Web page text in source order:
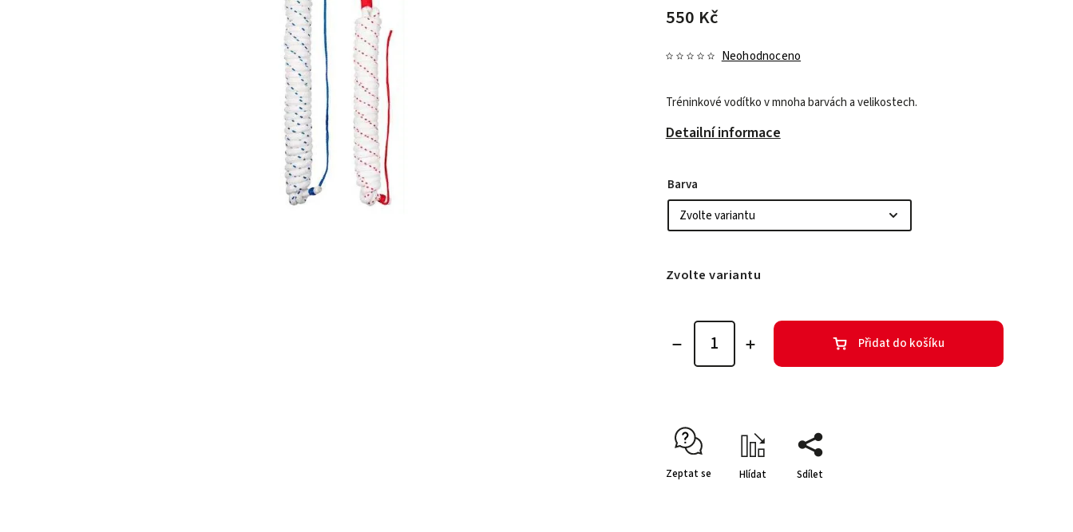
550 Kč
Neohodnoceno
Tréninkové vodítko v mnoha barvách a velikostech.
Detailní informace
Barva
Zvolte variantu
Přidat do košíku
Zeptat se Hlídat Sdílet